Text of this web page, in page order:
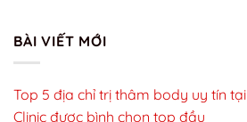
BÀI VIẾT MỚI
Top 5 địa chỉ trị thâm body uy tín
Clinic được bình chọn top đầu